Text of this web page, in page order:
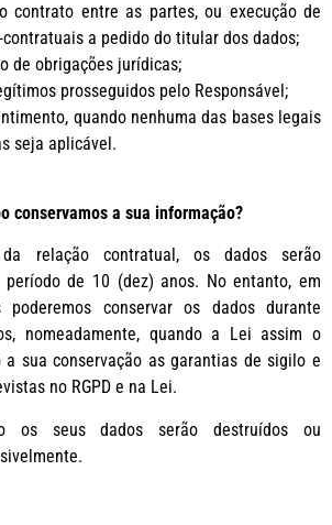
contrato entre as partes, ou execução de
a pedido do titular dos dados;
de obrigações jurídicas;
prosseguidos pelo Responsável;
quando nenhuma das bases legais
seja aplicável.
conservamos a sua informação?
relação contratual, os dados serão
período de 10 (dez) anos. No entanto, em
poderemos conservar os dados durante
nomeadamente, quando a Lei assim o
a sua conservação as garantias de sigilo e
no RGPD e na Lei.
os seus dados serão destruídos ou